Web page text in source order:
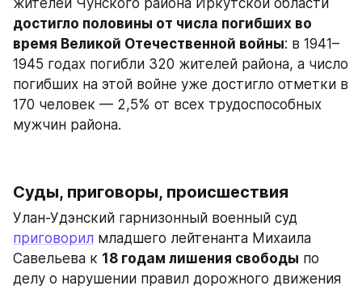
достигло половины от числа погибших во
время Великой Отечественной войны: в 1941–
1945 годах погибли 320 жителей района, а число
погибших на этой войне уже достигло отметки в
170 человек — 2,5% от всех трудоспособных
мужчин района.
Суды, приговоры, происшествия
приговорил младшего лейтенанта Михаила
Савельева к 18 годам лишения свободы по
делу о нарушении правил дорожного движения